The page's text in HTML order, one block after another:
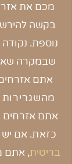
מכם את
בקשה
נוספת.
שבמקרה
אתם
מהשגרירות
אתם
כזאת. אם
בריטית, אתם